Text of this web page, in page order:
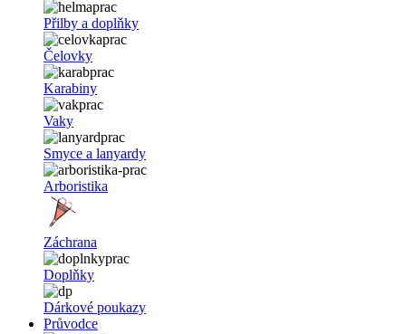
Přilby a doplňky
Čelovky
Karabiny
Vaky
Smyce a lanyardy
Arboristika
Záchrana
Doplňky
Dárkové poukazy
Průvodce